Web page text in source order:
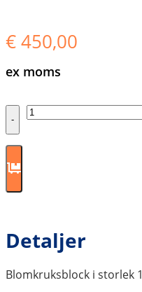
€450,00
ex moms
Quantity
-
Detaljer
Blomkruksblock i storlek